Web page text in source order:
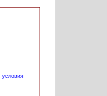
условия